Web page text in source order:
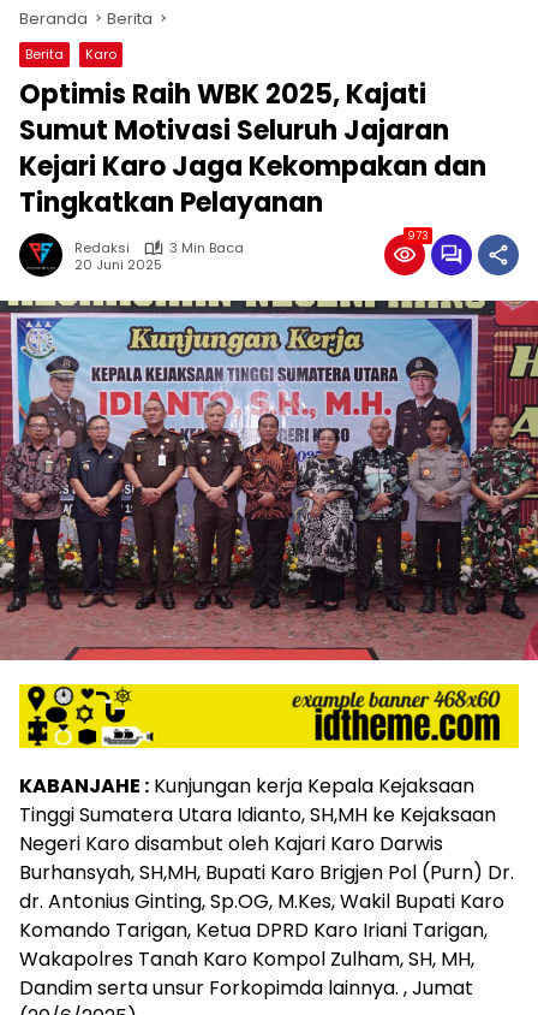
Beranda Berita
Berita Karo
Optimis Raih WBK 2025, Kajati
Sumut Motivasi Seluruh Jajaran
Kejari Karo Jaga Kekompakan dan
Tingkatkan Pelayanan
Redaksi
3 Min Baca
20 Juni 2025
973
KABANJAHE : Kunjungan kerja Kepala Kejaksaan
Tinggi Sumatera Utara Idianto, SH,MH ke Kejaksaan
Negeri Karo disambut oleh Kajari Karo Darwis
Burhansyah, SH,MH, Bupati Karo Brigjen Pol (Purn) Dr.
dr. Antonius Ginting, Sp.OG, M.Kes, Wakil Bupati Karo
Komando Tarigan, Ketua DPRD Karo Iriani Tarigan,
Wakapolres Tanah Karo Kompol Zulham, SH, MH,
Dandim serta unsur Forkopimda lainnya. , Jumat